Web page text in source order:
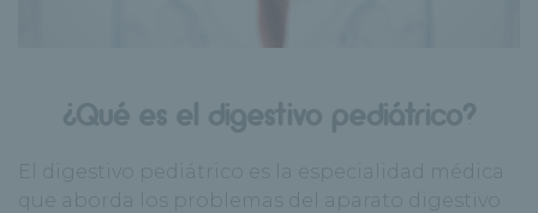
¿Qué es el digestivo pediátrico?
El digestivo pediátrico es la especialidad médica
que aborda los problemas del aparato digestivo